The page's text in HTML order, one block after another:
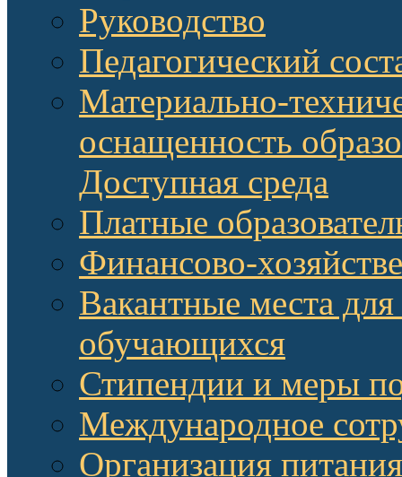
Руководство
Педагогический
Материально-
оснащенность
Доступная среда
Платные
Финансово-
Вакантные места
обучающихся
Стипендии и меры
Международное
Организация